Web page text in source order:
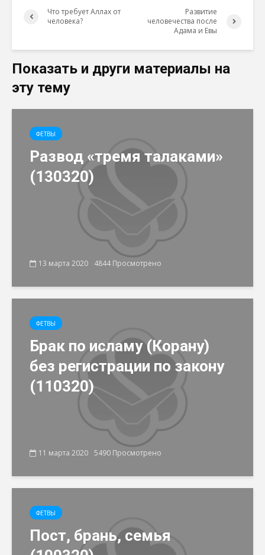
Что требует Аллах от
человека?
Развитие
человечества после
Адама и Евы
Показать и други материалы на
эту тему
ФЕТВЫ
Развод «тремя талаками»
(130320)
13 марта 2020 4844 Просмотрено
ФЕТВЫ
Брак по исламу (Корану)
без регистрации по закону
(110320)
11 марта 2020 5490 Просмотрено
ФЕТВЫ
Пост, брань, семья